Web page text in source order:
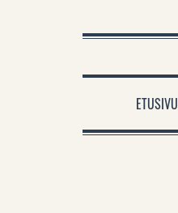
ETUSIVU